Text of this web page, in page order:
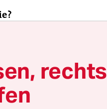
gleich nach Atmen
ich meist erst mal
rechts